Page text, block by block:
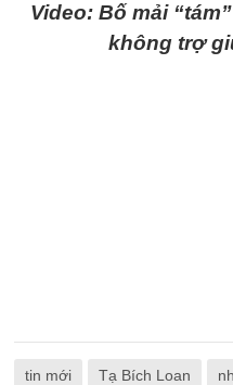
Video: Bố mải
không trợ
tin mới Tạ Bích Loan